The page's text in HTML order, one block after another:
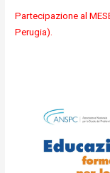
Partecipazione al
Perugia).